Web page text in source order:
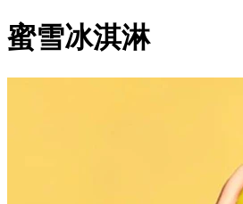
蜜雪冰淇淋